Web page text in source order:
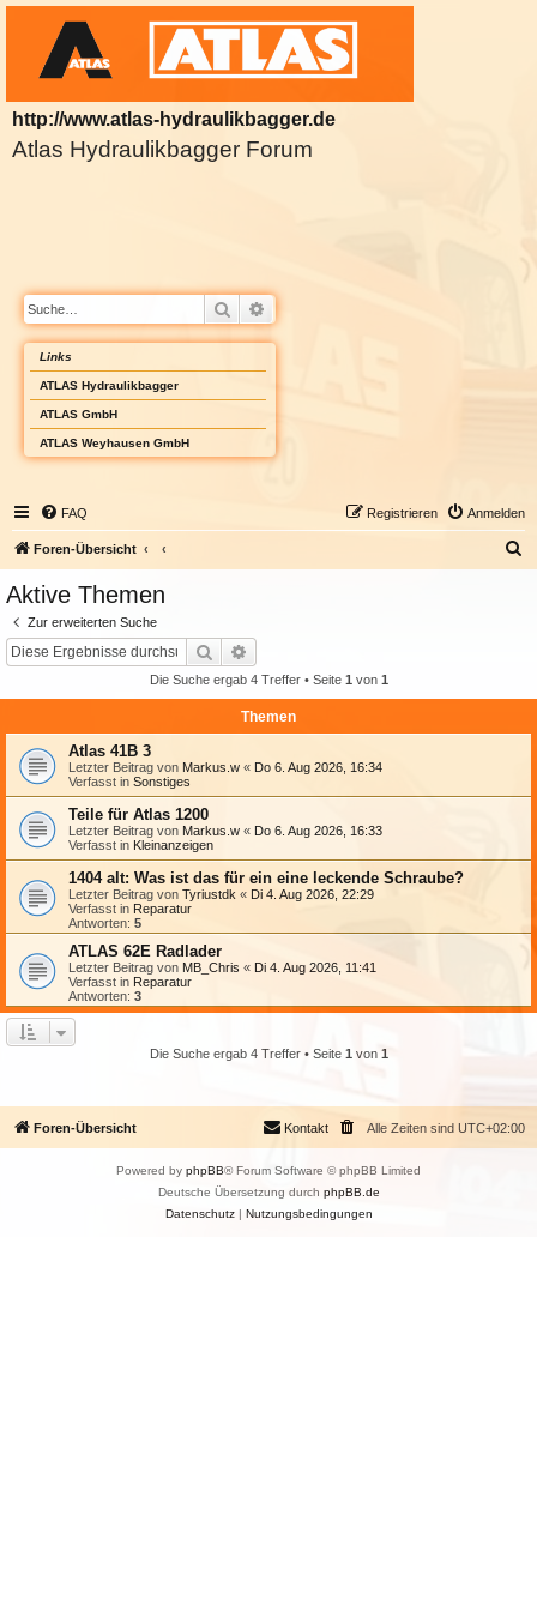
http://www.atlas-hydraulikbagger.de
Atlas Hydraulikbagger Forum
Suche
Links
ATLAS Hydraulikbagger
ATLAS GmbH
ATLAS Weyhausen GmbH
FAQ Anmelden
Registrieren
Foren-Übersicht
Aktive Themen
Zur erweiterten Suche
Suche
Die Suche ergab 4 Treffer • Seite 1 von 1
Themen
Atlas 41B 3
Letzter Beitrag von Markus.w « Do 6. Aug 2026, 16:34
Verfasst in Sonstiges
Teile für Atlas 1200
Letzter Beitrag von Markus.w « Do 6. Aug 2026, 16:33
Verfasst in Kleinanzeigen
1404 alt: Was ist das für ein eine leckende Schraube?
Letzter Beitrag von Tyriustdk « Di 4. Aug 2026, 22:29
Verfasst in Reparatur
Antworten: 5
ATLAS 62E Radlader
Letzter Beitrag von MB_Chris « Di 4. Aug 2026, 11:41
Verfasst in Reparatur
Antworten: 3
Die Suche ergab 4 Treffer • Seite 1 von 1
Foren-Übersicht Alle Zeiten sind UTC+02:00
Kontakt
Powered by phpBB® Forum Software © phpBB Limited
Deutsche Übersetzung durch phpBB.de
Datenschutz| Nutzungsbedingungen